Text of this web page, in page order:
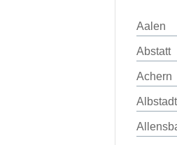
Aalen
Abstatt
Achern
Albstadt